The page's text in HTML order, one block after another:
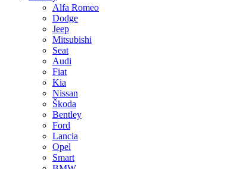
Alfa Romeo
Dodge
Jeep
Mitsubishi
Seat
Audi
Fiat
Kia
Nissan
Škoda
Bentley
Ford
Lancia
Opel
Smart